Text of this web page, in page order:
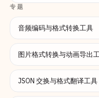
专题
音频编码与格式转换工具
图片格式转换与动画导出
JSON 交换与格式翻译工具